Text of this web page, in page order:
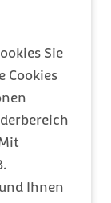
Sie
Cookies
Ihnen
Schmidt
nicht